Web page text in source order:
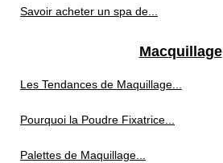
Savoir acheter un spa de...
Macquillage
Les Tendances de Maquillage...
Pourquoi la Poudre Fixatrice...
Palettes de Maquillage...